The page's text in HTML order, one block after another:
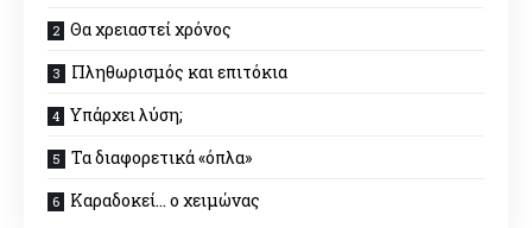
Θα χρειαστεί χρόνος
Πληθωρισμός και επιτόκια
Υπάρχει λύση;
Τα διαφορετικά «όπλα»
Καραδοκεί… ο χειμώνας